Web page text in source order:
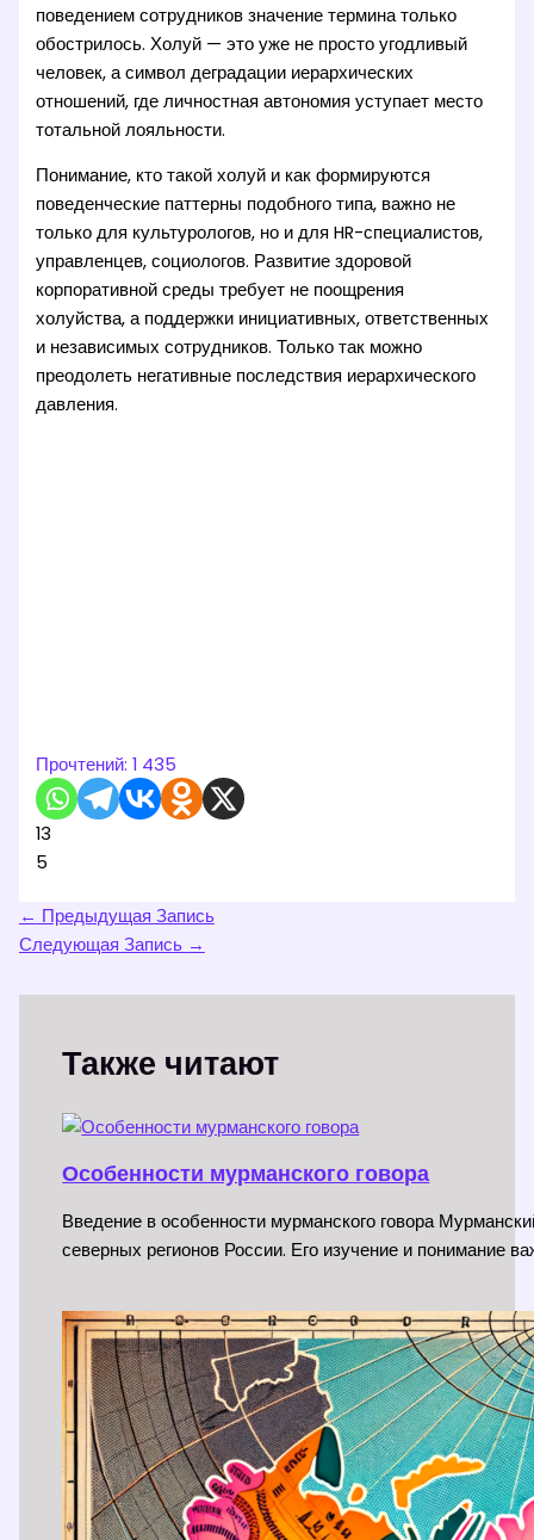
поведением сотрудников значение термина только
обострилось. Холуй — это уже не просто угодливый
человек, а символ деградации иерархических
отношений, где личностная автономия уступает место
тотальной лояльности.
Понимание, кто такой холуй и как формируются
поведенческие паттерны подобного типа, важно не
только для культурологов, но и для HR-специалистов,
управленцев, социологов. Развитие здоровой
корпоративной среды требует не поощрения
холуйства, а поддержки инициативных, ответственных
и независимых сотрудников. Только так можно
преодолеть негативные последствия иерархического
давления.
Прочтений: 1 435
13
5
← Предыдущая Запись
Следующая Запись →
Также читают
Особенности мурманского говора
Введение в особенности мурманского говора
северных регионов России. Его изучение и понимание